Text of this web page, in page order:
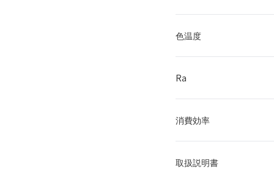
色温度
Ra
消費効率
取扱説明書